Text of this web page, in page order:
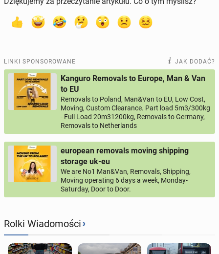
LINKI SPONSOROWANE JAK DODAĆ?
Kanguro Removals to Europe, Man & Van
to EU
Removals to Poland, Man&Van to EU, Low Cost,
Moving, Custom Clearance. Part load 5m3/300kg
- Full Load 20m31200kg, Removals to Germany,
Removals to Netherlands
european removals moving shipping
storage uk-eu
We are No1 Man&Van, Removals, Shipping,
Moving operating 6 days a week, Monday-
Saturday, Door to Door.
Rolki Wiadomości›